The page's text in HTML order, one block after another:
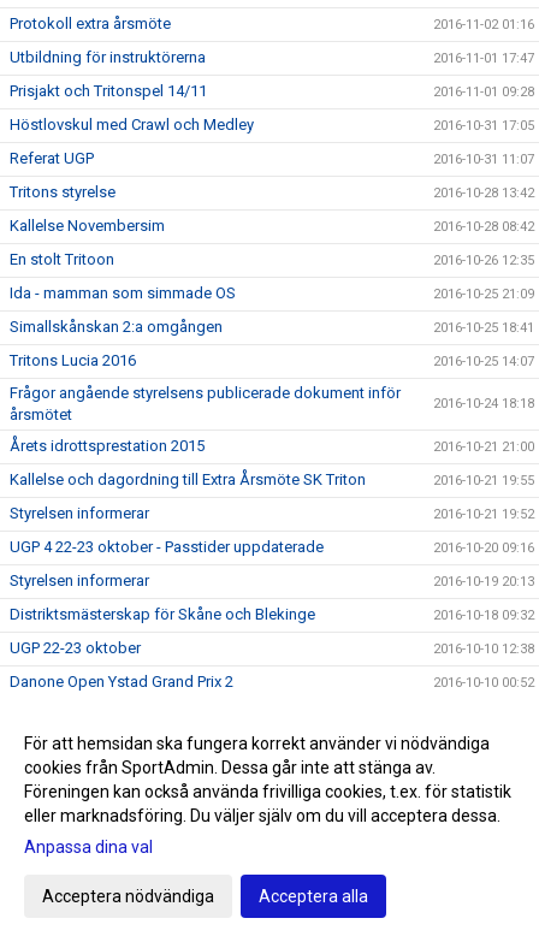
Protokoll extra årsmöte 2016-11-02 01:16
Utbildning för instruktörerna 2016-11-01 17:47
Prisjakt och Tritonspel 14/11 2016-11-01 09:28
Höstlovskul med Crawl och Medley 2016-10-31 17:05
Referat UGP 2016-10-31 11:07
Tritons styrelse 2016-10-28 13:42
Kallelse Novembersim 2016-10-28 08:42
En stolt Tritoon 2016-10-26 12:35
Ida - mamman som simmade OS 2016-10-25 21:09
Simallskånskan 2:a omgången 2016-10-25 18:41
Tritons Lucia 2016 2016-10-25 14:07
Frågor angående styrelsens publicerade dokument inför
årsmötet
2016-10-24 18:18
Årets idrottsprestation 2015 2016-10-21 21:00
Kallelse och dagordning till Extra Årsmöte SK Triton 2016-10-21 19:55
Styrelsen informerar 2016-10-21 19:52
UGP 4 22-23 oktober - Passtider uppdaterade 2016-10-20 09:16
Styrelsen informerar 2016-10-19 20:13
Distriktsmästerskap för Skåne och Blekinge 2016-10-18 09:32
UGP 22-23 oktober 2016-10-10 12:38
Danone Open Ystad Grand Prix 2 2016-10-10 00:52
KALLELSE SK TRITON EXTRA ÅRSMÖTE 2016-10-02 22:00
Meddelande från Tävlingkommitén 2016-10-02 12:22
Kö till vårterminen 2017 2016-10-01 20:01
Simallskånskan avdelning 1
För att hemsidan ska fungera korrekt använder vi nödvändiga
cookies från SportAdmin. Dessa går inte att stänga av.
Föreningen kan också använda frivilliga cookies, t.ex. för statistik
eller marknadsföring. Du väljer själv om du vill acceptera dessa.
Anpassa dina val
Acceptera nödvändiga Acceptera alla